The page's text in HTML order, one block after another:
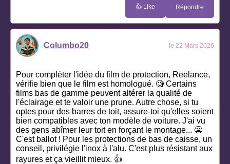
👍 Like Répondre
Columbo20 le 22 Mars 2026
Pour compléter l'idée du film de protection, Reelance,
vérifie bien que le film est homologué. 🧐 Certains
films bas de gamme peuvent altérer la qualité de
l'éclairage et te valoir une prune. Autre chose, si tu
optes pour des barres de toit, assure-toi qu'elles soient
bien compatibles avec ton modèle de voiture. J'ai vu
des gens abîmer leur toit en forçant le montage... 😬
C'est ballot ! Pour les protections de bas de caisse, un
conseil, privilégie l'inox à l'alu. C'est plus résistant aux
rayures et ça vieillit mieux. 👍